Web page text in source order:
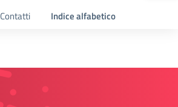
Contatti Indice alfabetico